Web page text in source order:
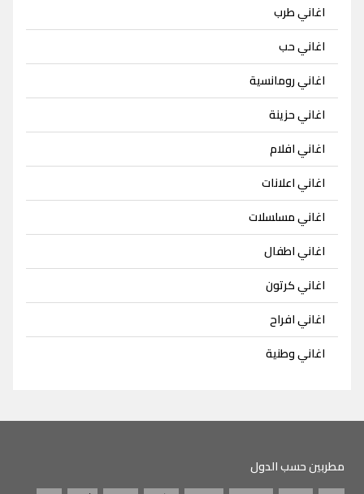
اغاني طرب
اغاني حب
اغاني رومانسية
اغاني حزينة
اغاني افلام
اغاني اعلانات
اغاني مسلسلات
اغاني اطفال
اغاني كرتون
اغاني افراح
اغاني وطنية
مطربين حسب الدول